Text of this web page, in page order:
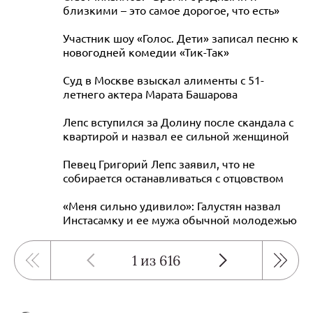
близкими – это самое дорогое, что есть»
Участник шоу «Голос. Дети» записал песню к
новогодней комедии «Тик-Так»
Суд в Москве взыскал алименты с 51-
летнего актера Марата Башарова
Лепс вступился за Долину после скандала с
квартирой и назвал ее сильной женщиной
Певец Григорий Лепс заявил, что не
собирается останавливаться с отцовством
«Меня сильно удивило»: Галустян назвал
Инстасамку и ее мужа обычной молодежью
1 из 616